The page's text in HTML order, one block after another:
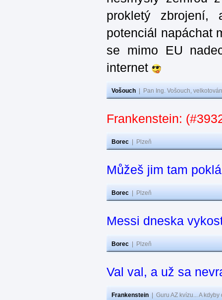
prokletý zbrojení,
potenciál napáchat
se mimo EU
internet
Vošouch Pan Ing. Vošouch,
Frankenstein:
Borec Plzeň
Můžeš jim tam
Borec Plzeň
Messi dneska
Borec Plzeň
Val val, a už sa
Frankenstein Guru AZ kvízu... A